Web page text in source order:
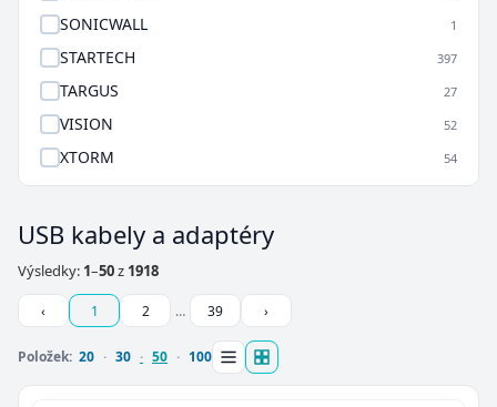
SONICWALL 1
STARTECH 397
TARGUS 27
VISION 52
XTORM 54
USB kabely a adaptéry
Výsledky: 1–50z 1918
‹ 1 2 … 39 ›
Položek: 20 30 50 100